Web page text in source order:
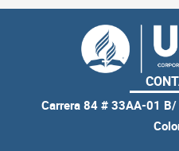
Carrera 84 # 33AA-01